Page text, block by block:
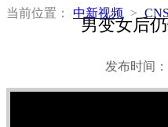
当前位置： 中新视频 >
男变女后
发布时间